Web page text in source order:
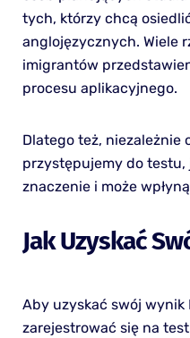
tych, którzy chcą
anglojęzycznych. Wiele
imigrantów
procesu aplikacyjnego.
Dlatego też, niezależnie
przystępujemy do
znaczenie i może
Jak Uzyskać
Aby uzyskać swój wynik
zarejestrować się na